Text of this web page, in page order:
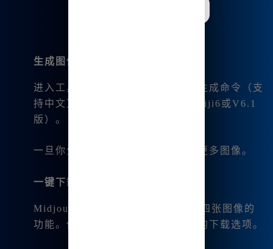
生成图像
进入工具使用界面，输入你的图像生成命令（支
持中文），选择你喜欢的风格（如niji6或V6.1
版）。
一旦你生成了图像，可以继续生成更多图像。
一键下载功能
Midjourney中文版提供了一键下载四张图像的
功能。你只需要在生成后找到对应的下载选项。